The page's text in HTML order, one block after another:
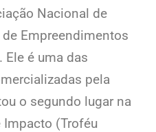
Nacional de
Empreendimentos
Ele é uma das
pela
o segundo lugar na
(Troféu